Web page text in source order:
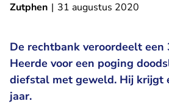
Zutphen | 31 augustus 2020
De rechtbank veroordeelt
Heerde voor een poging
diefstal met geweld. Hij krijgt
jaar.